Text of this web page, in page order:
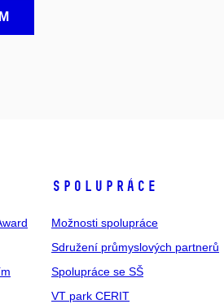
SPOLUPRÁCE
Možnosti spolupráce
Sdružení průmyslových partnerů
Spolupráce se SŠ
VT park CERIT